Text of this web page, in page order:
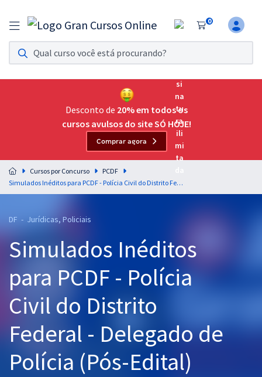
0
Assinatura Ilimitada 11
Acesso a todos os cursos. Teste grátis por 7 dias!
Assinatura OAB Até Passar
Acesso ilimitado a toda preparação para o Exame da
Residências Multiprofissionais
Preparação completa e intensiva para as principais
residências em saúde do Brasil
Cursos 20% OFF
Pós
Graduação
OAB
Mentorias
Desconto de 20% em todos os
cursos avulsos do site SÓ HOJE!
Comprar agora
Cursos por Concurso
PCDF
Simulados Inéditos para PCDF - Polícia Civil do Distrito Federal - Delegado de Polícia (Pós-Edital)
DF - Jurídicas, Policiais
Simulados Inéditos
para PCDF - Polícia
Civil do Distrito
Federal - Delegado de
Polícia (Pós-Edital)